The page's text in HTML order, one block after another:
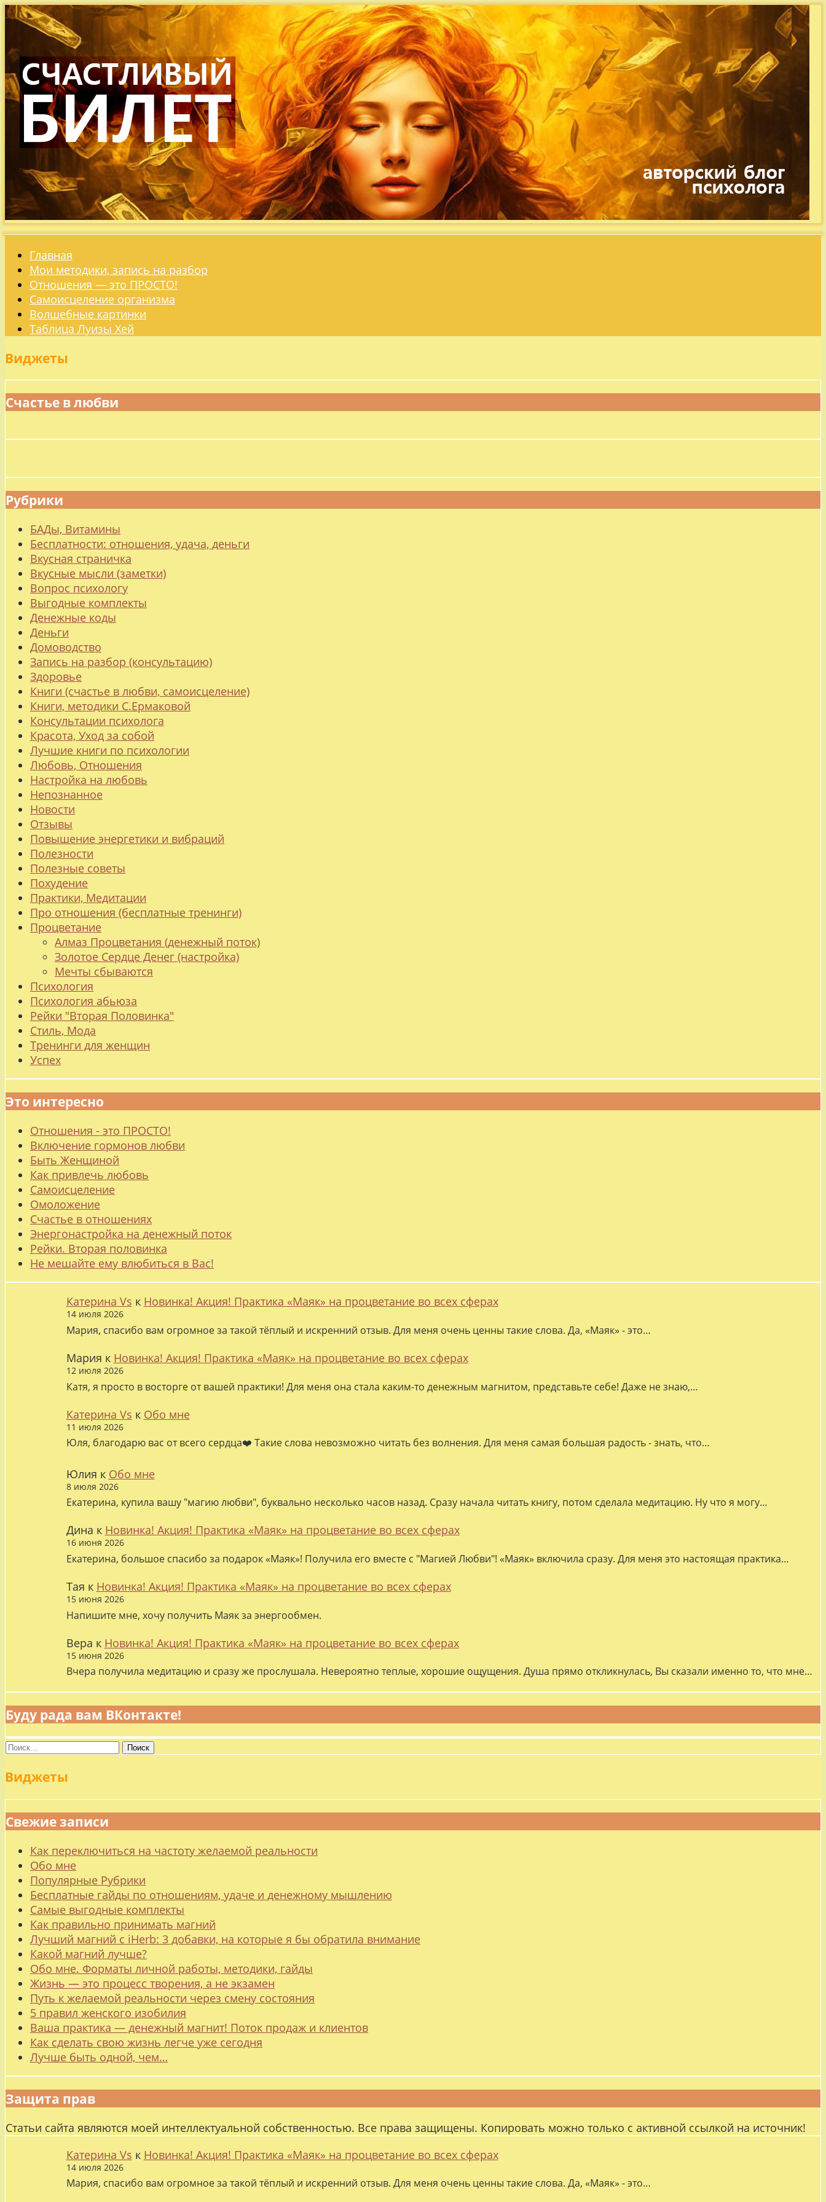
Главная
Мои методики, запись на разбор
Отношения — это ПРОСТО!
Самоисцеление организма
Волшебные картинки
Таблица Луизы Хей
Виджеты
Счастье в любви
Рубрики
БАДы, Витамины
Бесплатности: отношения, удача, деньги
Вкусная страничка
Вкусные мысли (заметки)
Вопрос психологу
Выгодные комплекты
Денежные коды
Деньги
Домоводство
Запись на разбор (консультацию)
Здоровье
Книги (счастье в любви, самоисцеление)
Книги, методики С.Ермаковой
Консультации психолога
Красота, Уход за собой
Лучшие книги по психологии
Любовь, Отношения
Настройка на любовь
Непознанное
Новости
Отзывы
Повышение энергетики и вибраций
Полезности
Полезные советы
Похудение
Практики, Медитации
Про отношения (бесплатные тренинги)
Процветание
Алмаз Процветания (денежный поток)
Золотое Сердце Денег (настройка)
Мечты сбываются
Психология
Психология абьюза
Рейки "Вторая Половинка"
Стиль, Мода
Тренинги для женщин
Успех
Это интересно
Отношения - это ПРОСТО!
Включение гормонов любви
Быть Женщиной
Как привлечь любовь
Самоисцеление
Омоложение
Счастье в отношениях
Энергонастройка на денежный поток
Рейки. Вторая половинка
Не мешайте ему влюбиться в Вас!
Катерина Vs к Новинка! Акция! Практика «Маяк» на процветание во всех сферах
14 июля 2026
Мария, спасибо вам огромное за такой тёплый и искренний отзыв. Для меня очень ценны такие слова. Да, «Маяк» - это…
Мария к Новинка! Акция! Практика «Маяк» на процветание во всех сферах
12 июля 2026
Катя, я просто в восторге от вашей практики! Для меня она стала каким-то денежным магнитом, представьте себе! Даже не знаю,…
Катерина Vs к Обо мне
11 июля 2026
Юля, благодарю вас от всего сердца❤️ Такие слова невозможно читать без волнения. Для меня самая большая радость - знать, что…
Юлия к Обо мне
8 июля 2026
Екатерина, купила вашу "магию любви", буквально несколько часов назад. Сразу начала читать книгу, потом сделала медитацию. Ну что я могу…
Дина к Новинка! Акция! Практика «Маяк» на процветание во всех сферах
16 июня 2026
Екатерина, большое спасибо за подарок «Маяк»! Получила его вместе с "Магией Любви"! «Маяк» включила сразу. Для меня это настоящая практика…
Тая к Новинка! Акция! Практика «Маяк» на процветание во всех сферах
15 июня 2026
Напишите мне, хочу получить Маяк за энергообмен.
Вера к Новинка! Акция! Практика «Маяк» на процветание во всех сферах
15 июня 2026
Вчера получила медитацию и сразу же прослушала. Невероятно теплые, хорошие ощущения. Душа прямо откликнулась, Вы сказали именно то, что мне…
Буду рада вам ВКонтакте!
Найти:
Виджеты
Свежие записи
Как переключиться на частоту желаемой реальности
Обо мне
Популярные Рубрики
Бесплатные гайды по отношениям, удаче и денежному мышлению
Самые выгодные комплекты
Как правильно принимать магний
Лучший магний с iHerb: 3 добавки, на которые я бы обратила внимание
Какой магний лучше?
Обо мне. Форматы личной работы, методики, гайды
Жизнь — это процесс творения, а не экзамен
Путь к желаемой реальности через смену состояния
5 правил женского изобилия
Ваша практика — денежный магнит! Поток продаж и клиентов
Как сделать свою жизнь легче уже сегодня
Лучше быть одной, чем…
Защита прав
Статьи сайта являются моей интеллектуальной собственностью. Все права защищены. Копировать можно только с активной ссылкой на источник!
Катерина Vs к Новинка! Акция! Практика «Маяк» на процветание во всех сферах
14 июля 2026
Мария, спасибо вам огромное за такой тёплый и искренний отзыв. Для меня очень ценны такие слова. Да, «Маяк» - это…